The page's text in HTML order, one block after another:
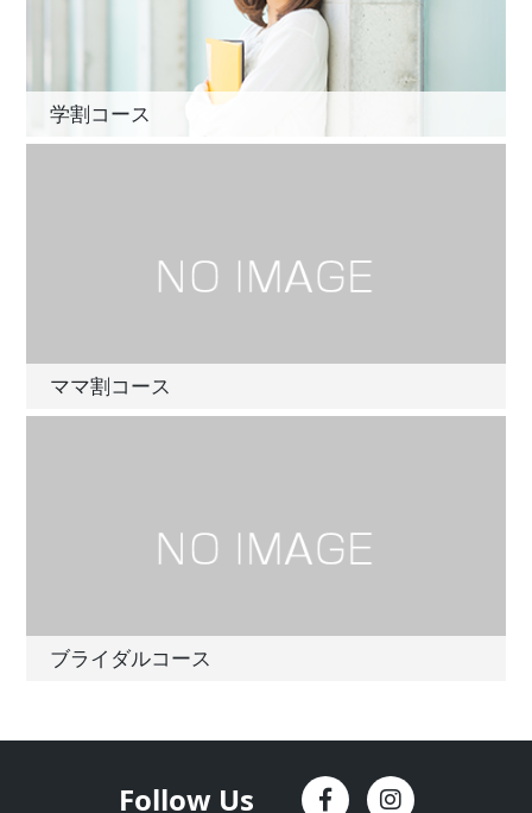
学割コース
ママ割コース
ブライダルコース
Follow Us